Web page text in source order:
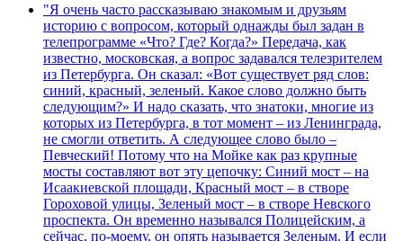
"Я очень часто рассказываю знакомым и друзьям
историю с вопросом, который однажды был задан в
телепрограмме «Что? Где? Когда?» Передача, как
известно, московская, а вопрос задавался телезрителем
из Петербурга. Он сказал: «Вот существует ряд слов:
синий, красный, зеленый. Какое слово должно быть
следующим?» И надо сказать, что знатоки, многие из
которых из Петербурга, в тот момент – из Ленинграда,
не смогли ответить. А следующее слово было –
Певческий! Потому что на Мойке как раз крупные
мосты составляют вот эту цепочку: Синий мост – на
Исаакиевской площади, Красный мост – в створе
Гороховой улицы, Зеленый мост – в створе Невского
проспекта. Он временно назывался Полицейским, а
сейчас, по-моему, он опять называется Зеленым. И если